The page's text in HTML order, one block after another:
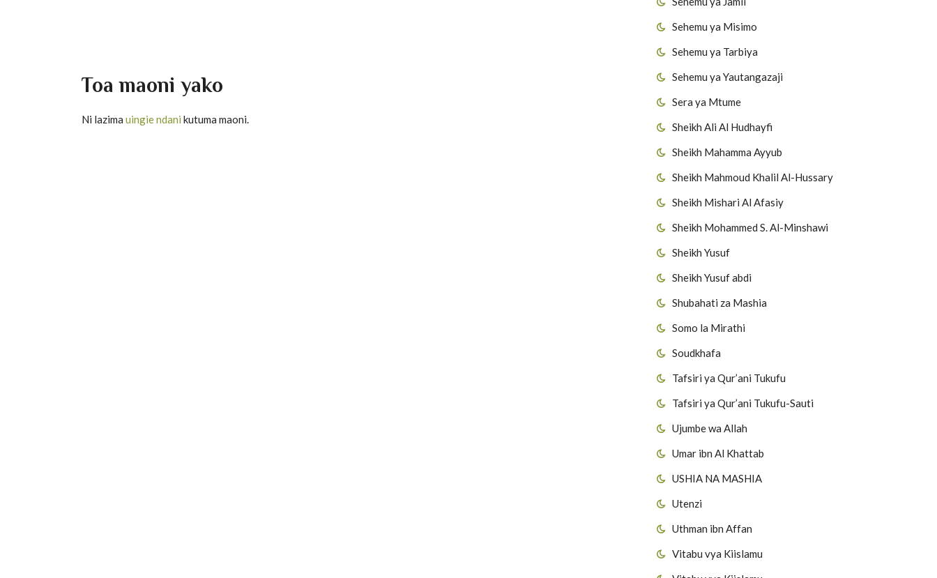
Sehemu ya Misimo
Sehemu ya Tarbiya
Sehemu ya Yautangazaji
Sera ya Mtume
Sheikh Ali Al Hudhayfi
Sheikh Mahamma Ayyub
Sheikh Mahmoud Khalil Al-Hussary
Sheikh Mishari Al Afasiy
Sheikh Mohammed S. Al-Minshawi
Sheikh Yusuf
Sheikh Yusuf abdi
Shubahati za Mashia
Somo la Mirathi
Soudkhafa
Tafsiri ya Qur’ani Tukufu
Tafsiri ya Qur’ani Tukufu-Sauti
Ujumbe wa Allah
Umar ibn Al Khattab
USHIA NA MASHIA
Utenzi
Uthman ibn Affan
Vitabu vya Kiislamu
Toa maoni yako
Ni lazima uingie ndani kutuma maoni.